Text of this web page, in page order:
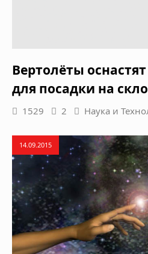
Вертолёты
для посадки на
1529 2 Наука и
14.09.2015